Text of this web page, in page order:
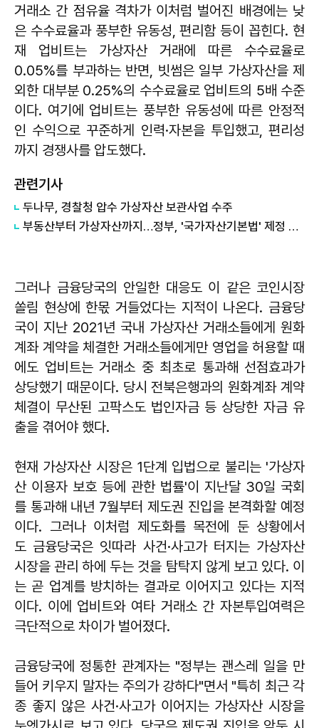
거래소 간 점유율 격차가 이처럼 벌어진 배경에는 낮
은 수수료율과 풍부한 유동성, 편리함 등이 꼽힌다. 현
재 업비트는 가상자산 거래에 따른 수수료율로
0.05%를 부과하는 반면, 빗썸은 일부 가상자산을 제
외한 대부분 0.25%의 수수료율로 업비트의 5배 수준
이다. 여기에 업비트는 풍부한 유동성에 따른 안정적
인 수익으로 꾸준하게 인력·자본을 투입했고, 편리성
까지 경쟁사를 압도했다.
관련기사
두나무, 경찰청 압수 가상자산 보관사업 수주
부동산부터 가상자산까지…정부, '국가자산기본법' 제정 추진
그러나 금융당국의 안일한 대응도 이 같은 코인시장
쏠림 현상에 한몫 거들었다는 지적이 나온다. 금융당
국이 지난 2021년 국내 가상자산 거래소들에게 원화
계좌 계약을 체결한 거래소들에게만 영업을 허용할 때
에도 업비트는 거래소 중 최초로 통과해 선점효과가
상당했기 때문이다. 당시 전북은행과의 원화계좌 계약
체결이 무산된 고팍스도 법인자금 등 상당한 자금 유
출을 겪어야 했다.
현재 가상자산 시장은 1단계 입법으로 불리는 '가상자
산 이용자 보호 등에 관한 법률'이 지난달 30일 국회
를 통과해 내년 7월부터 제도권 진입을 본격화할 예정
이다. 그러나 이처럼 제도화를 목전에 둔 상황에서
도 금융당국은 잇따라 사건·사고가 터지는 가상자산
시장을 관리 하에 두는 것을 탐탁지 않게 보고 있다. 이
는 곧 업계를 방치하는 결과로 이어지고 있다는 지적
이다. 이에 업비트와 여타 거래소 간 자본투입여력은
극단적으로 차이가 벌어졌다.
금융당국에 정통한 관계자는 "정부는 괜스레 일을 만
들어 키우지 말자는 주의가 강하다"면서 "특히 최근 각
종 좋지 않은 사건·사고가 이어지는 가상자산 시장을